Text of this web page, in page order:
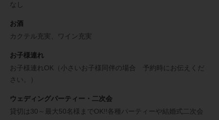
なし
お酒
カクテル充実、ワイン充実
お子様連れ
お子様連れOK（小さいお子様同伴の場合 予約時にお伝えくだ
さい。）
ウェディングパーティー・二次会
貸切は30～最大50名様までOK!!各種パーティーや結婚式二次会